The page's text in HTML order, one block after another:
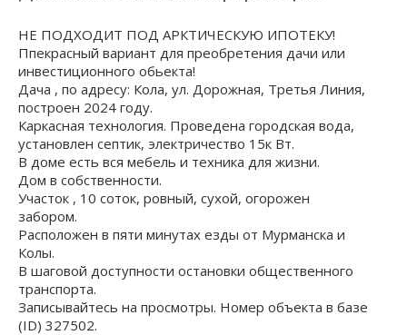
НЕ ПОДХОДИТ ПОД АРКТИЧЕСКУЮ ИПОТЕКУ!
Ппекрасный вариант для преобретения дачи или
инвестиционного обьекта!
Дача , по адресу: Кола, ул. Дорожная, Третья Линия,
построен 2024 году.
Каркасная технология. Проведена городская вода,
установлен септик, электричество 15к Вт.
В доме есть вся мебель и техника для жизни.
Дом в собственности.
Участок , 10 соток, ровный, сухой, огорожен
забором.
Расположен в пяти минутах езды от Мурманска и
Колы.
В шаговой доступности остановки общественного
транспорта.
Записывайтесь на просмотры. Номер объекта в базе
(ID) 327502.